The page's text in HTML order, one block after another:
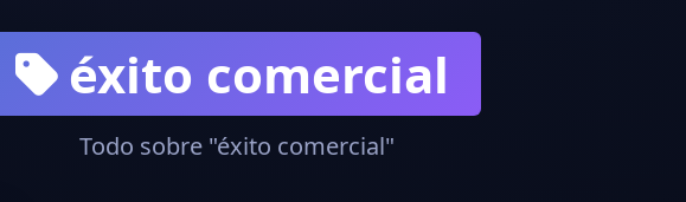
éxito comercial
Todo sobre "éxito comercial"